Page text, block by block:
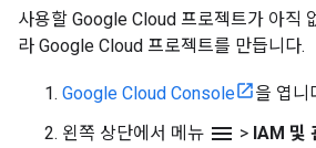
사용할 Google Cloud 프로젝트가 아직
라 Google Cloud 프로젝트를 만듭니다.
Google Cloud Console
을 엽니
왼쪽 상단에서 메뉴 menu > IAM 및